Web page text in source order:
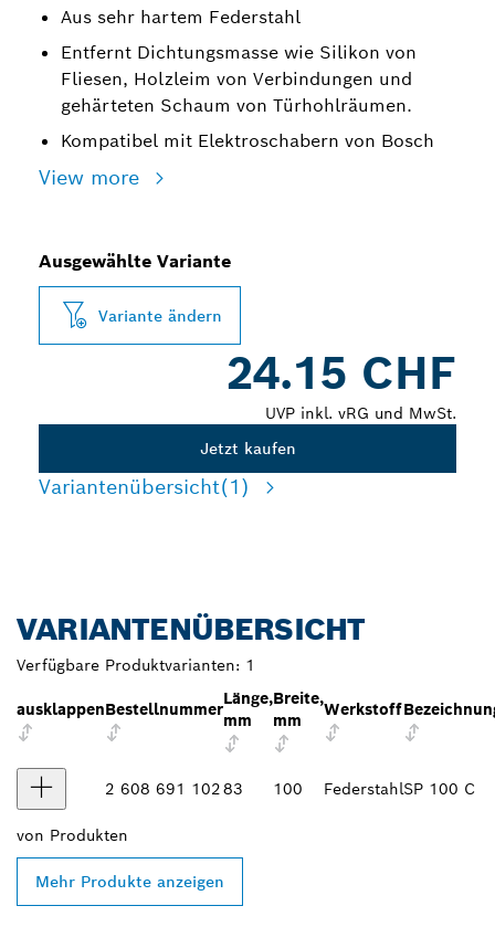
Aus sehr hartem Federstahl
Entfernt Dichtungsmasse wie Silikon von
Fliesen, Holzleim von Verbindungen und
gehärteten Schaum von Türhohlräumen.
Kompatibel mit Elektroschabern von Bosch
View more
Ausgewählte Variante
Variante ändern
24.15 CHF
UVP inkl. vRG und MwSt.
Jetzt kaufen
Variantenübersicht(1)
VARIANTENÜBERSICHT
Verfügbare Produktvarianten: 1
ausklappenBestellnummer
Länge,
mm
Breite,
mm
Werkstoff
2 608 691 10283 100 FederstahlSP 100 C
von Produkten
Mehr Produkte anzeigen